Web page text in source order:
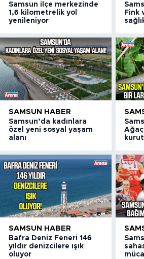
Samsun ilçe merkezinde
1,6 kilometrelik yol
yenileniyor
Fink
SAMSUN HABER
Samsun’da kadınlara
özel yeni sosyal yaşam
alanı
SAMSUN HABER
Bafra Deniz Feneri 146
yıldır denizcilere ışık
oluyor